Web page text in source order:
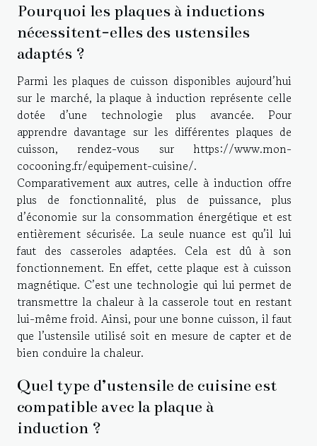
Pourquoi les plaques à inductions
nécessitent-elles des ustensiles
adaptés ?
Parmi les plaques de cuisson disponibles aujourd’hui
sur le marché, la plaque à induction représente celle
dotée d’une technologie plus avancée. Pour
apprendre davantage sur les différentes plaques de
cuisson, rendez-vous sur https://www.mon-
cocooning.fr/equipement-cuisine/.
Comparativement aux autres, celle à induction offre
plus de fonctionnalité, plus de puissance, plus
d’économie sur la consommation énergétique et est
entièrement sécurisée. La seule nuance est qu’il lui
faut des casseroles adaptées. Cela est dû à son
fonctionnement. En effet, cette plaque est à cuisson
magnétique. C’est une technologie qui lui permet de
transmettre la chaleur à la casserole tout en restant
lui-même froid. Ainsi, pour une bonne cuisson, il faut
que l’ustensile utilisé soit en mesure de capter et de
bien conduire la chaleur.
Quel type d’ustensile de cuisine est
compatible avec la plaque à
induction ?